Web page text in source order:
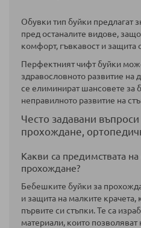
Обувки тип буйки предлагат
пред останалите видове,
комфорт, гъвкавост и защита
Перфектният чифт буйки
здравословното развитие на
се елиминират шансовете за
неправилното развитие на
Често задавани
прохождане,
Какви са предимствата
прохождане?
Бебешките буйки за
и защита на малките крачета,
първите си стъпки. Те са
материали, които позволяват